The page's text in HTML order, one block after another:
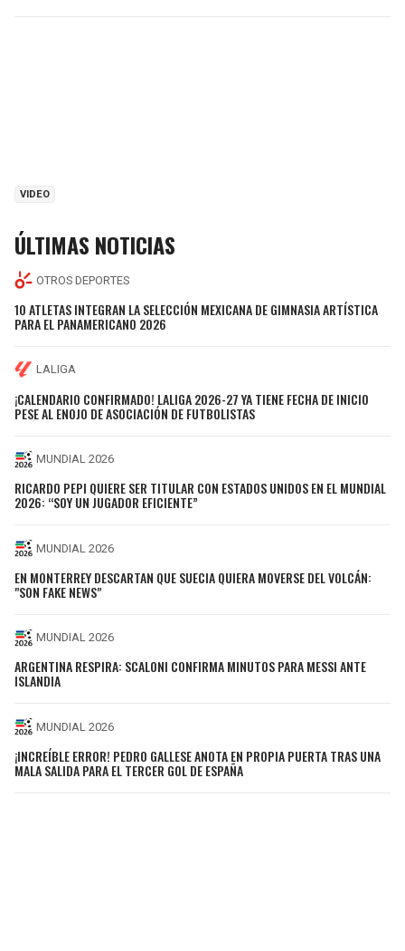
VIDEO
ÚLTIMAS NOTICIAS
OTROS DEPORTES
10 ATLETAS INTEGRAN LA SELECCIÓN MEXICANA DE GIMNASIA ARTÍSTICA
PARA EL PANAMERICANO 2026
LALIGA
¡CALENDARIO CONFIRMADO! LALIGA 2026-27 YA TIENE FECHA DE INICIO
PESE AL ENOJO DE ASOCIACIÓN DE FUTBOLISTAS
MUNDIAL 2026
RICARDO PEPI QUIERE SER TITULAR CON ESTADOS UNIDOS EN EL MUNDIAL
2026: “SOY UN JUGADOR EFICIENTE”
MUNDIAL 2026
EN MONTERREY DESCARTAN QUE SUECIA QUIERA MOVERSE DEL VOLCÁN:
"SON FAKE NEWS"
MUNDIAL 2026
ARGENTINA RESPIRA: SCALONI CONFIRMA MINUTOS PARA MESSI ANTE
ISLANDIA
MUNDIAL 2026
¡INCREÍBLE ERROR! PEDRO GALLESE ANOTA EN PROPIA PUERTA TRAS UNA
MALA SALIDA PARA EL TERCER GOL DE ESPAÑA